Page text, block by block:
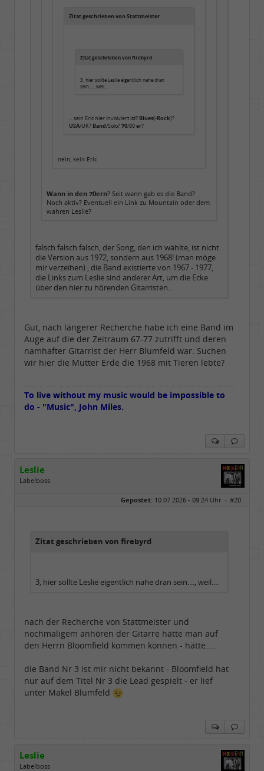
Zitat geschrieben von Stattmeister
Zitat geschrieben von firebyrd
3, hier sollte Leslie eigentlich nahe dran
sein...., weil....
... sein Eric hier involviert ist? Blues(-Rock)?
USA/UK? Band/Solo?70/80er?
nein, kein Eric
Wann in den 70ern? Seit wann gab es die Band?
Noch aktiv? Eventuell ein Link zu Mountain oder dem
wahren Leslie?
falsch falsch falsch, der Song, den ich wählte, ist nicht
die Version aus 1972, sondern aus 1968! (man möge
mir verzeihen) , die Band existierte von 1967 - 1977,
die Links zum Leslie sind anderer Art, um die Ecke
über den hier zu hörenden Gitarristen..
Gut, nach längerer Recherche habe ich eine Band im
Auge auf die der Zeitraum 67-77 zutrifft und deren
namhafter Gitarrist der Herr Blumfeld war. Suchen
wir hier die Mutter Erde die 1968 mit Tieren lebte?
To live without my music would be impossible to
do - "Music", John Miles.
Leslie
Labelboss
in der Mitte zwischen Kölnarena und Festhalle Ffm
Gepostet: 10.07.2026 - 09:24 Uhr · #20
Zitat geschrieben von firebyrd
3, hier sollte Leslie eigentlich nahe dran sein...., weil....
nach der Recherche von Stattmeister und
nochmaligem anhören der Gitarre hätte man auf
den Herrn Bloomfield kommen können - hätte....
die Band Nr 3 ist mir nicht bekannt - Bloomfield hat
nur auf dem Titel Nr 3 die Lead gespielt - er lief
unter Makel Blumfeld
Leslie
Labelboss